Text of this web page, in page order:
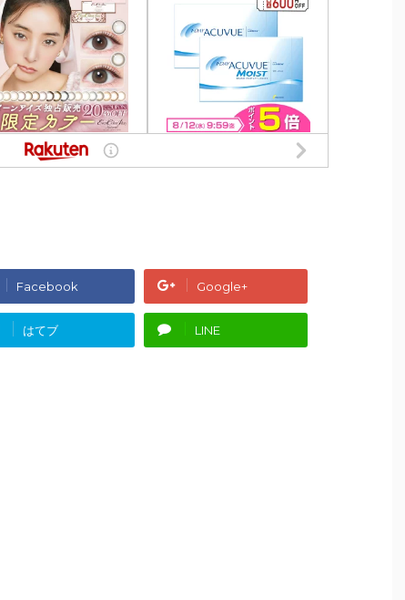
Facebook Google+
はてブ LINE